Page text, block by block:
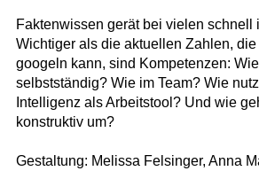
Faktenwissen gerät bei vielen schnell
Wichtiger als die aktuellen Zahlen, die
googeln kann, sind Kompetenzen:
selbstständig? Wie im Team? Wie
Intelligenz als Arbeitstool? Und wie
konstruktiv um?
Gestaltung: Melissa Felsinger, Anna